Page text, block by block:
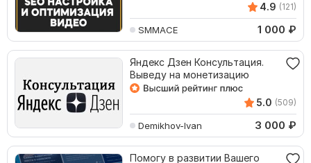
4.9 (121)
SMMACE 1 000 ₽
Яндекс Дзен Консультация.
Выведу на монетизацию
5.0 (509)
Demikhov-Ivan 3 000 ₽
Помогу в развитии Вашего